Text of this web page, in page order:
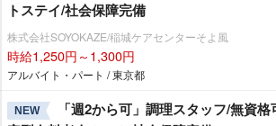
トステイ/社会保障完備
株式会社SOYOKAZE/稲城ケアセンターそよ風
時給1,250円～1,300円
アルバイト・パート / 東京都
NEW
「週2から可」調理スタッフ/無資